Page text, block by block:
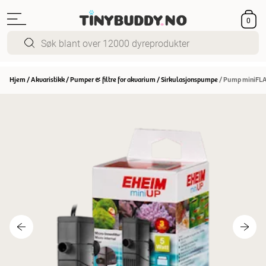
0
Hjem /Akvaristikk/Pumper & filtre for akvarium /Sirkulasjonspumpe/Pump